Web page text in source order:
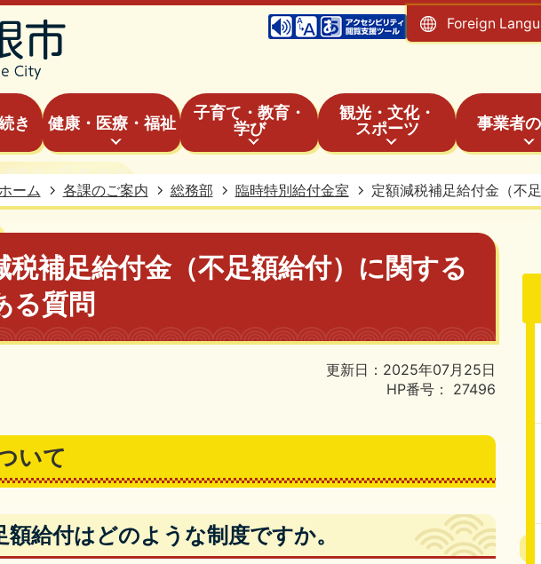
Foreign
き 健康・医療・福祉
子育て・教育・
学び
観光・文化・
スポーツ
事業者
ーム 各課のご案内 総務部 臨時特別給付金室 定額減税補足給付金（不
税補足給付金（不足額給付）に関する
る質問
更新日：2025年07月25日
HP番号：
27496
いて
額給付はどのような制度ですか。